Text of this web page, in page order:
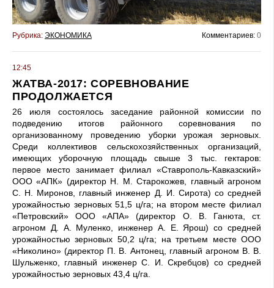
Рубрика: ЭКОНОМИКА Комментариев: 0
12:45
ЖАТВА-2017: СОРЕВНОВАНИЕ
ПРОДОЛЖАЕТСЯ
26 июля состоялось заседание районной комиссии по
подведению итогов районного соревнования по
организованному проведению уборки урожая зерновых.
Среди коллективов сельскохозяйственных организаций,
имеющих уборочную площадь свыше 3 тыс. гектаров:
первое место занимает филиал «Ставрополь-Кавказский»
ООО «АПК» (директор Н. М. Старокожев, главный агроном
С. Н. Миронов, главный инженер Д. И. Сирота) со средней
урожайностью зерновых 51,5 ц/га; на втором месте филиал
«Петровский» ООО «АПА» (директор О. В. Ганюта, ст.
агроном Д. А. Муленко, инженер А. Е. Ярош) со средней
урожайностью зерновых 50,2 ц/га; на третьем месте ООО
«Николино» (директор П. В. Антонец, главный агроном В. В.
Шульженко, главный инженер С. И. Скребцов) со средней
урожайностью зерновых 43,4 ц/га.